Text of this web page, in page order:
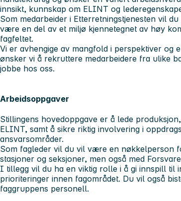
innsikt, kunnskap om ELINT og
Som medarbeider i Etterretningstjenesten vil
være en del av et miljø kjennetegnet av høy
fagfeltet.
Vi er avhengige av mangfold i perspektiver
ønsker vi å rekruttere medarbeidere fra ulike
jobbe hos oss.
Arbeidsoppgaver
Stillingens hovedoppgave er å lede
ELINT, samt å sikre riktig involvering i
ansvarsområder.
Som fagleder vil du vil være en nøkkelperson
stasjoner og seksjoner, men også med
I tillegg vil du ha en viktig rolle i å gi innspill til
prioriteringer innen fagområdet. Du vil også
faggruppens personell.